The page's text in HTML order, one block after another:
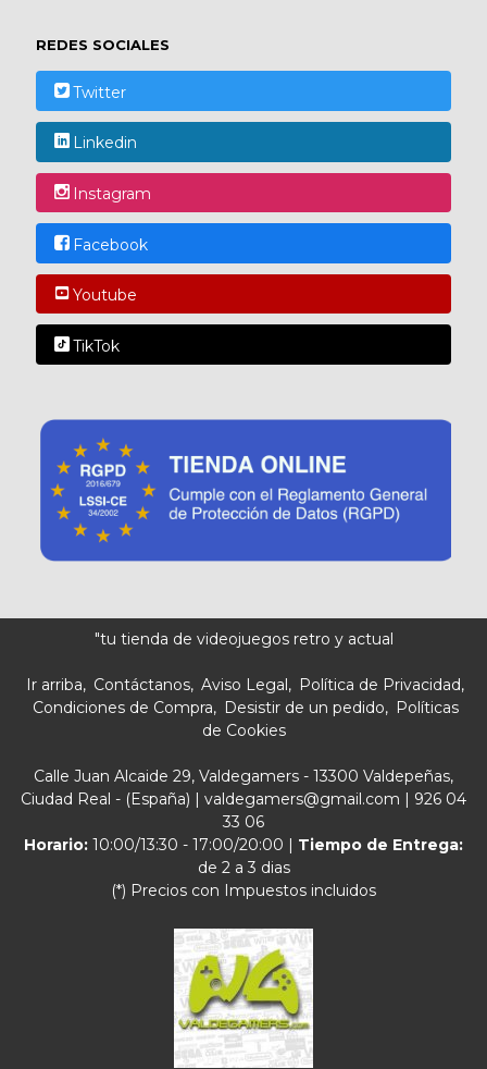
REDES SOCIALES
Twitter
Linkedin
Instagram
Facebook
Youtube
TikTok
"tu tienda de videojuegos retro y actual
Ir arriba Contáctanos Aviso Legal
Política de Privacidad
Condiciones de Compra
Desistir de un pedido
Políticas
de Cookies
Calle Juan Alcaide 29, Valdegamers - 13300 Valdepeñas,
Ciudad Real - (España) | valdegamers@gmail.com | 926 04
33 06
Horario: 10:00/13:30 - 17:00/20:00 | Tiempo de Entrega:
de 2 a 3 dias
(*) Precios con Impuestos incluidos